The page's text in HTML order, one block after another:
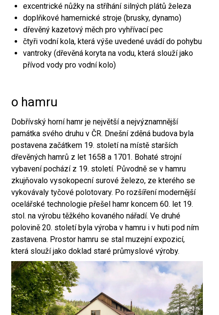
excentrické nůžky na stříhání silných plátů železa
doplňkové hamernické stroje (brusky, dynamo)
dřevěný kazetový měch pro vyhřívací pec
čtyři vodní kola, která výše uvedené uvádí do pohybu
vantroky (dřevěná koryta na vodu, která slouží jako
přívod vody pro vodní kolo)
o hamru
Dobřívský horní hamr je největší a nejvýznamnější
památka svého druhu v ČR. Dnešní zděná budova byla
postavena začátkem 19. století na místě starších
dřevěných hamrů z let 1658 a 1701. Bohaté strojní
vybavení pochází z 19. století. Původně se v hamru
zkujňovalo vysokopecní surové železo, ze kterého se
vykovávaly tyčové polotovary. Po rozšíření modernější
ocelářské technologie přešel hamr koncem 60. let 19.
stol. na výrobu těžkého kovaného nářadí. Ve druhé
polovině 20. století byla výroba v hamru i v huti pod ním
zastavena. Prostor hamru se stal muzejní expozicí,
která slouží jako doklad staré průmyslové výroby.